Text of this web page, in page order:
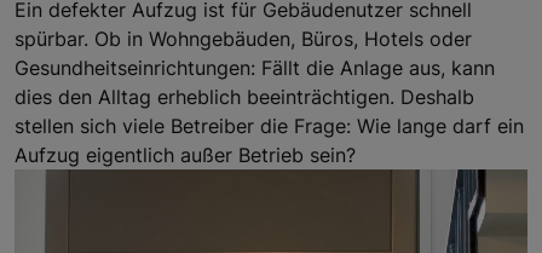
Ein defekter Aufzug ist für Gebäudenutzer schnell
spürbar. Ob in Wohngebäuden, Büros, Hotels oder
Gesundheitseinrichtungen: Fällt die Anlage aus, kann
dies den Alltag erheblich beeinträchtigen. Deshalb
stellen sich viele Betreiber die Frage: Wie lange darf ein
Aufzug eigentlich außer Betrieb sein?